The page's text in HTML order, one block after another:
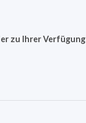
zu Ihrer Verfügung